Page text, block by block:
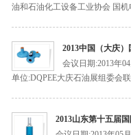
油和石油化工设备工业协会 国
2013中国（大庆
会议日期:2013年
单位:DQPEE大庆石油展组委会
2013山东第十五届